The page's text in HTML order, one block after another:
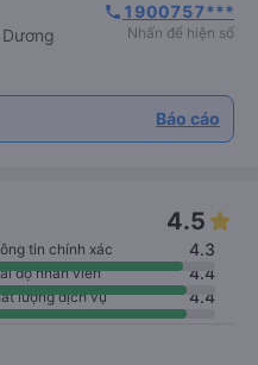
phone 1900757***
Nhấn để hiện số
Báo cáo
4.5
tin chính xác 4.3
độ nhân viên 4.4
lượng dịch vụ 4.4